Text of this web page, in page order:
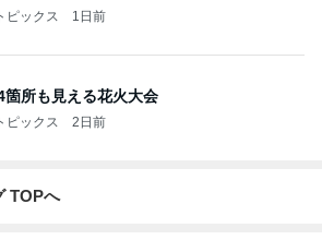
ピックス 1日前
箇所も見える花火大会
ピックス 2日前
TOPへ